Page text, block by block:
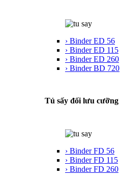
› Binder ED 56
› Binder ED 115
› Binder ED 260
› Binder BD 720
Tủ sấy đối lưu
› Binder FD 56
› Binder FD 115
› Binder FD 260